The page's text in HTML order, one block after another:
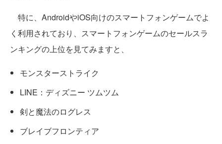
特に、AndroidやiOS向けのスマートフォンゲームでよ
く利用されており、スマートフォンゲームのセールスラ
ンキングの上位を見てみますと、
モンスターストライク
LINE：ディズニー ツムツム
剣と魔法のログレス
ブレイブフロンティア